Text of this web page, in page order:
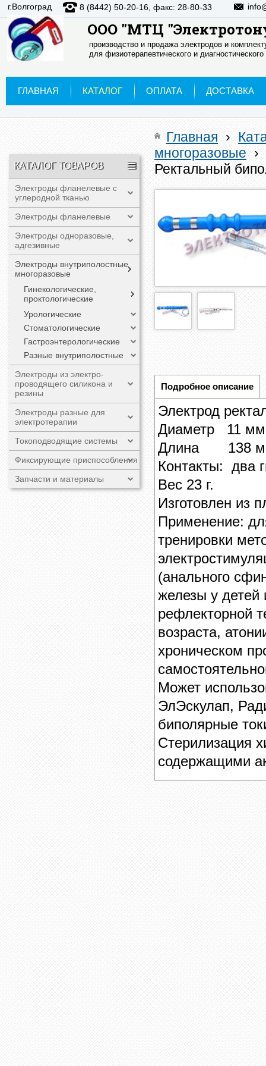
ООО "МТЦ
производство и продажа электродов и
для физиотерапевтического и
г.Волгоград 8 (8442) 50-20-16, факс: 28-80-33
ГЛАВНАЯ КАТАЛОГ ОПЛАТА ДОСТАВКА
КАТАЛОГ ТОВАРОВ
Электроды фланелевые с
углеродной тканью
Электроды фланелевые
Электроды одноразовые,
адгезивные
Электроды внутриполостные
многоразовые
Гинекологические,
проктологические
Урологические
Стоматологические
Гастроэнтерологические
Разные внутриполостные
Электроды из электро-
проводящего силикона и
резины
Электроды разные для
электротерапии
Токоподводящие системы
Фиксирующие приспособления
Запчасти и материалы
Главная ›
многоразовые ›
Ректальный
Подробное описание
Электрод
Диаметр 11 мм
Длина 138
Контакты: два
Вес 23 г.
Изготовлен из
Применение:
тренировки
(анального
железы у детей
рефлекторной
возраста,
хроническом
Может
ЭлЭскулап,
биполярные
Стерилизация
содержащими